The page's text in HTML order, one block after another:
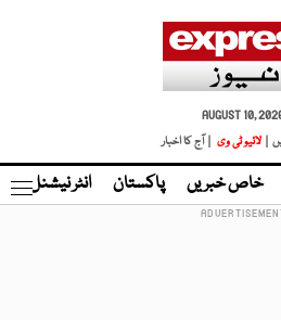
AUGUST 10,
|
لائیو ٹی وی | آج کا اخبار
خاص خبریں پاکستان انٹر نیشنل